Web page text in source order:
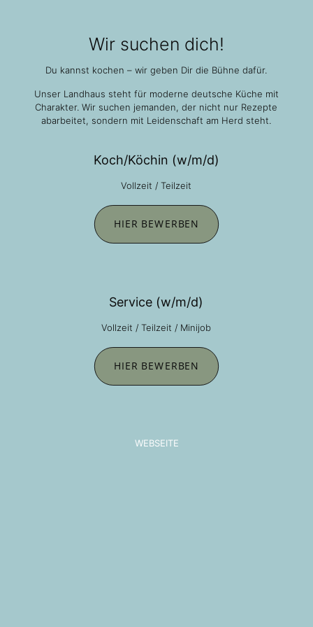
Wir suchen dich!
Du kannst kochen – wir geben Dir die Bühne dafür.
Unser Landhaus steht für moderne deutsche Küche mit
Charakter. Wir suchen jemanden, der nicht nur Rezepte
abarbeitet, sondern mit Leidenschaft am Herd steht.
Koch/Köchin (w/m/d)
Vollzeit / Teilzeit
HIER BEWERBEN
Service (w/m/d)
Vollzeit / Teilzeit / Minijob
HIER BEWERBEN
WEBSEITE